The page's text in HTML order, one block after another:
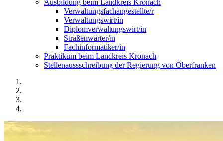
Ausbildung beim Landkreis Kronach
Verwaltungsfachangestellte/r
Verwaltungswirt/in
Diplomverwaltungswirt/in
Straßenwärter/in
Fachinformatiker/in
Praktikum beim Landkreis Kronach
Stellenaussschreibung der Regierung von Oberfranken